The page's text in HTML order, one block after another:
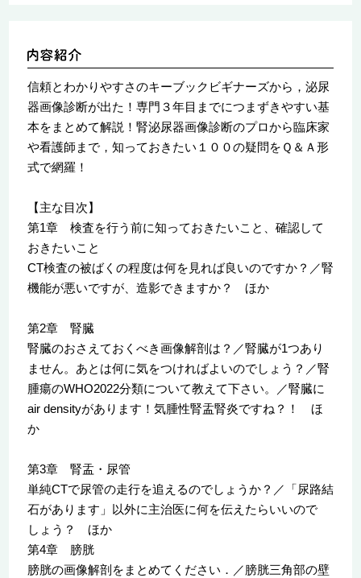
信頼とわかりやすさのキーブックビギナーズから，泌尿
器画像診断が出た！専門３年目までにつまずきやすい基
本をまとめて解説！腎泌尿器画像診断のプロから臨床家
や看護師まで，知っておきたい１００の疑問をＱ＆Ａ形
式で網羅！
【主な目次】
第1章 検査を行う前に知っておきたいこと、確認して
おきたいこと
CT検査の被ばくの程度は何を見れば良いのですか？／腎
機能が悪いですが、造影できますか？ ほか
第2章 腎臓
腎臓のおさえておくべき画像解剖は？／腎臓が1つあり
ません。あとは何に気をつければよいのでしょう？／腎
腫瘍のWHO2022分類について教えて下さい。／腎臓に
air densityがあります！気腫性腎盂腎炎ですね？！ ほ
か
第3章 腎盂・尿管
単純CTで尿管の走行を追えるのでしょうか？／「尿路結
石があります」以外に主治医に何を伝えたらいいので
しょう？ ほか
第4章 膀胱
膀胱の画像解剖をまとめてください．／膀胱三角部の壁